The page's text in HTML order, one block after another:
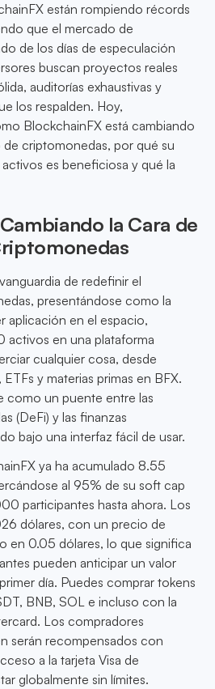
están rompiendo récords
que el mercado de
de los días de especulación
buscan proyectos reales
auditorías exhaustivas y
los respalden. Hoy,
BlockchainFX está cambiando
criptomonedas, por qué su
es beneficiosa y qué la
la Cara de
de redefinir el
presentándose como la
aplicación en el espacio,
activos en una plataforma
cualquier cosa, desde
y materias primas en BFX.
como un puente entre las
(DeFi) y las finanzas
bajo una interfaz fácil de usar.
ya ha acumulado 8.55
al 95% de su soft cap
participantes hasta ahora. Los
dólares, con un precio de
en 0.05 dólares, lo que significa
pueden anticipar un valor
día. Puedes comprar tokens
BNB, SOL e incluso con la
Los compradores
serán recompensados con
a la tarjeta Visa de
globalmente sin límites.